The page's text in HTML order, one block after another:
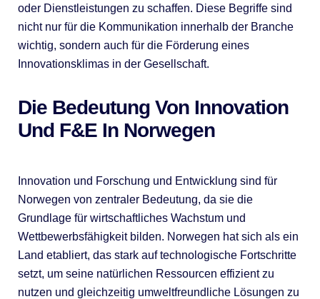
oder Dienstleistungen zu schaffen. Diese Begriffe sind
nicht nur für die Kommunikation innerhalb der Branche
wichtig, sondern auch für die Förderung eines
Innovationsklimas in der Gesellschaft.
Die Bedeutung Von Innovation
Und F&E In Norwegen
Innovation und Forschung und Entwicklung sind für
Norwegen von zentraler Bedeutung, da sie die
Grundlage für wirtschaftliches Wachstum und
Wettbewerbsfähigkeit bilden. Norwegen hat sich als ein
Land etabliert, das stark auf technologische Fortschritte
setzt, um seine natürlichen Ressourcen effizient zu
nutzen und gleichzeitig umweltfreundliche Lösungen zu